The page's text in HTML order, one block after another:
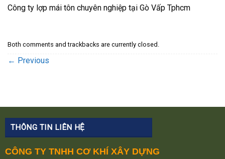
Công ty lợp mái tôn chuyên nghiệp tại Gò Vấp Tphcm
Both comments and trackbacks are currently closed.
← Previous
THÔNG TIN LIÊN HỆ
CÔNG TY TNHH CƠ KHÍ XÂY DỰNG